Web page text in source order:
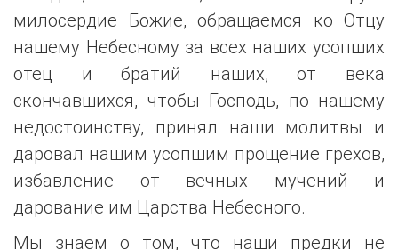
милосердие Божие, обращаемся ко Отцу
нашему Небесному за всех наших усопших
отец и братий наших, от века
скончавшихся, чтобы Господь, по нашему
недостоинству, принял наши молитвы и
даровал нашим усопшим прощение грехов,
избавление от вечных мучений и
дарование им Царства Небесного.
Мы знаем о том, что наши предки не